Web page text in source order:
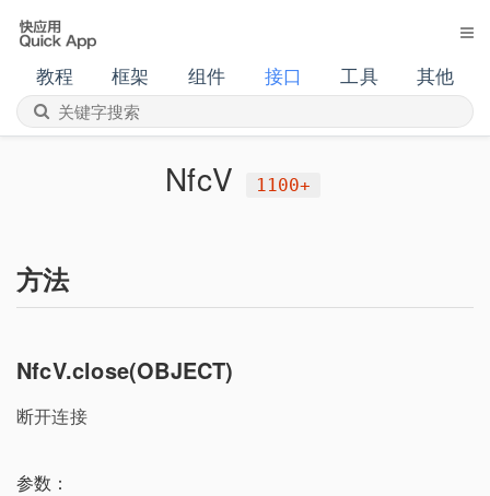
教程 框架 组件 接口 工具 其他
NfcV 1100+
方法
NfcV.close(OBJECT)
断开连接
参数：